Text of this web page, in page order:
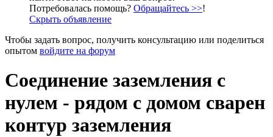
Потребовалась помощь? Обращайтесь >>!
Скрыть объявление
Чтобы задать вопрос, получить консультацию или поделиться
опытом войдите на форум
Соединение заземления с
нулем - рядом с домом сварен
контур заземления